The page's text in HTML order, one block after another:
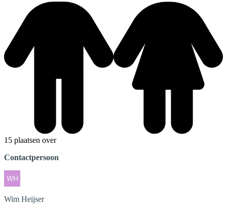
15 plaatsen over
Contactpersoon
Wim Heijser